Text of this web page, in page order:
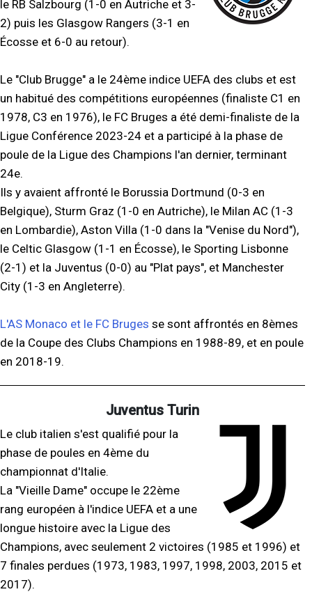
le RB Salzbourg (1-0 en Autriche et 3-
2) puis les Glasgow Rangers (3-1 en
Écosse et 6-0 au retour).
Le "Club Brugge" a le 24ème indice UEFA des clubs et est
un habitué des compétitions européennes (finaliste C1 en
1978, C3 en 1976), le FC Bruges a été demi-finaliste de la
Ligue Conférence 2023-24 et a participé à la phase de
poule de la Ligue des Champions l'an dernier, terminant
24e.
Ils y avaient affronté le Borussia Dortmund (0-3 en
Belgique), Sturm Graz (1-0 en Autriche), le Milan AC (1-3
en Lombardie), Aston Villa (1-0 dans la "Venise du Nord"),
le Celtic Glasgow (1-1 en Écosse), le Sporting Lisbonne
(2-1) et la Juventus (0-0) au "Plat pays", et Manchester
City (1-3 en Angleterre).
L'AS Monaco et le FC Bruges se sont affrontés en 8èmes
de la Coupe des Clubs Champions en 1988-89, et en poule
en 2018-19.
Juventus Turin
Le club italien s'est qualifié pour la
phase de poules en 4ème du
championnat d'Italie.
La "Vieille Dame" occupe le 22ème
rang européen à l'indice UEFA et a une
longue histoire avec la Ligue des
Champions, avec seulement 2 victoires (1985 et 1996) et
7 finales perdues (1973, 1983, 1997, 1998, 2003, 2015 et
2017).